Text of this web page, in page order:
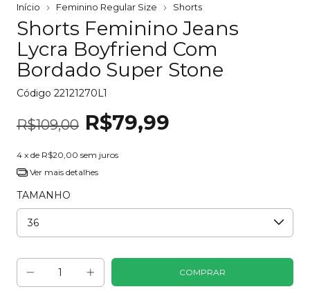
Início Feminino Regular Size Shorts
Shorts Feminino Jeans
Lycra Boyfriend Com
Bordado Super Stone
Código 22121270L1
R$109,00 R$79,99
4 x de R$20,00 sem juros
Ver mais detalhes
TAMANHO